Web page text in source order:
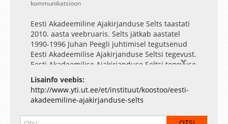
kommunikatsioon
Eesti Akadeemiline Ajakirjanduse Selts taastati
2010. aasta veebruaris. Selts jätkab aastatel
1990-1996 Juhan Peegli juhtimisel tegutsenud
Eesti Akadeemilise Ajakirjanduse Seltsi tegevust.
Eesti Akadeemilise Ajakirjanduse Seltsi tegevuse
eesmärk on ühendada akadeemilise haridusega
ajakirjanike, uurijate, üliõpilaste ja teiste
huviliste püüdlusi ning elavdada
ajakirjandusalast haridust, enesetäiendamist ja
uurimistööd.
Lisainfo veebis:
http://www.yti.ut.ee/et/instituut/koostoo/eesti-
akadeemiline-ajakirjanduse-selts